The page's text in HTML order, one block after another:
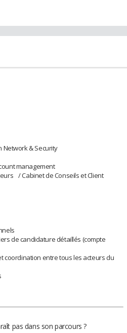
Network & Security
management
/ Cabinet de Conseils et Client
de candidature détaillés (compte
coordination entre tous les acteurs du
pas dans son parcours ?